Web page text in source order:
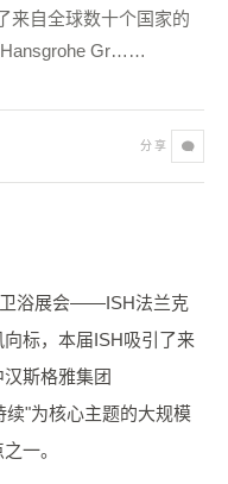
来自全球数十个国家的
Hansgrohe Gr……
分享
卫浴展会——ISH法兰克
标，本届ISH吸引了来
斯格雅集团
续"为核心主题的大规模
一。